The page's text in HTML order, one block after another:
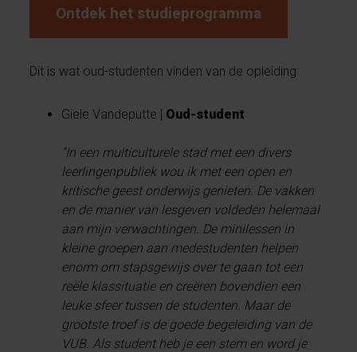
Ontdek het studieprogramma
Dit is wat oud-studenten vinden van de opleiding:
Giele Vandeputte | Oud-student
"In een multiculturele stad met een divers
leerlingenpubliek wou ik met een open en
kritische geest onderwijs genieten. De vakken
en de manier van lesgeven voldeden helemaal
aan mijn verwachtingen. De minilessen in
kleine groepen aan medestudenten helpen
enorm om stapsgewijs over te gaan tot een
reële klassituatie en creëren bovendien een
leuke sfeer tussen de studenten. Maar de
grootste troef is de goede begeleiding van de
VUB. Als student heb je een stem en word je